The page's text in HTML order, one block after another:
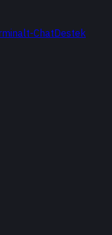
t-ChatDestek